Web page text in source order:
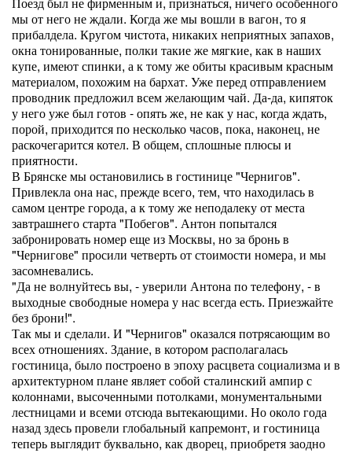
мы от него не ждали. Когда же мы вошли в вагон, то я
прибалдела. Кругом чистота, никаких неприятных запахов,
окна тонированные, полки такие же мягкие, как в наших
купе, имеют спинки, а к тому же обиты красивым красным
материалом, похожим на бархат. Уже перед отправлением
проводник предложил всем желающим чай. Да-да, кипяток
у него уже был готов - опять же, не как у нас, когда ждать,
порой, приходится по несколько часов, пока, наконец, не
раскочегарится котел. В общем, сплошные плюсы и
приятности.
В Брянске мы остановились в гостинице "Чернигов".
Привлекла она нас, прежде всего, тем, что находилась в
самом центре города, а к тому же неподалеку от места
завтрашнего старта "Побегов". Антон попытался
забронировать номер еще из Москвы, но за бронь в
"Чернигове" просили четверть от стоимости номера, и мы
засомневались.
"Да не волнуйтесь вы, - уверили Антона по телефону, - в
выходные свободные номера у нас всегда есть. Приезжайте
без брони!".
Так мы и сделали. И "Чернигов" оказался потрясающим во
всех отношениях. Здание, в котором располагалась
гостиница, было построено в эпоху расцвета социализма и в
архитектурном плане являет собой сталинский ампир с
колоннами, высоченными потолками, монументальными
лестницами и всеми отсюда вытекающими. Но около года
назад здесь провели глобальный капремонт, и гостиница
теперь выглядит буквально, как дворец, приобретя заодно